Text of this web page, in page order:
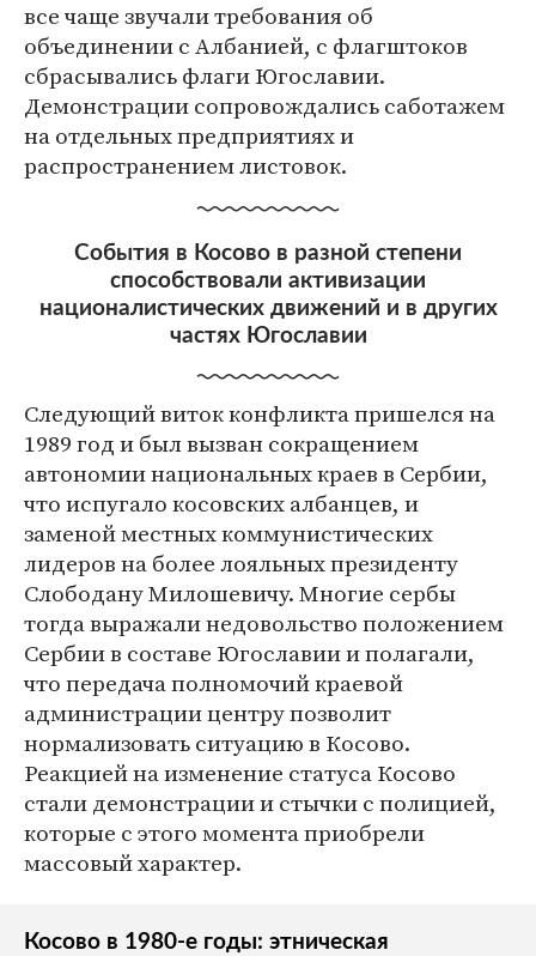
все чаще звучали требования об
объединении с Албанией, с флагштоков
сбрасывались флаги Югославии.
Демонстрации сопровождались саботажем
на отдельных предприятиях и
распространением листовок.
События в Косово в разной степени
способствовали активизации
националистических движений и в других
частях Югославии
Следующий виток конфликта пришелся на
1989 год и был вызван сокращением
автономии национальных краев в Сербии,
что испугало косовских албанцев, и
заменой местных коммунистических
лидеров на более лояльных президенту
Слободану Милошевичу. Многие сербы
тогда выражали недовольство положением
Сербии в составе Югославии и полагали,
что передача полномочий краевой
администрации центру позволит
нормализовать ситуацию в Косово.
Реакцией на изменение статуса Косово
стали демонстрации и стычки с полицией,
которые с этого момента приобрели
массовый характер.
Косово в 1980-е годы: этническая